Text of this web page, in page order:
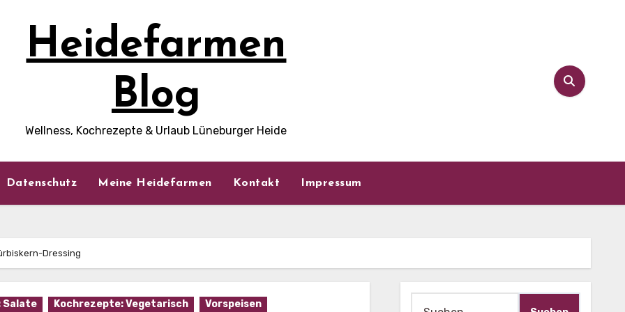
Heidefarmen
Blog
Wellness, Kochrezepte & Urlaub Lüneburger Heide
Datenschutz Meine Heidefarmen Kontakt Impressum
Dressing
Salate Kochrezepte: Vegetarisch Vorspeisen